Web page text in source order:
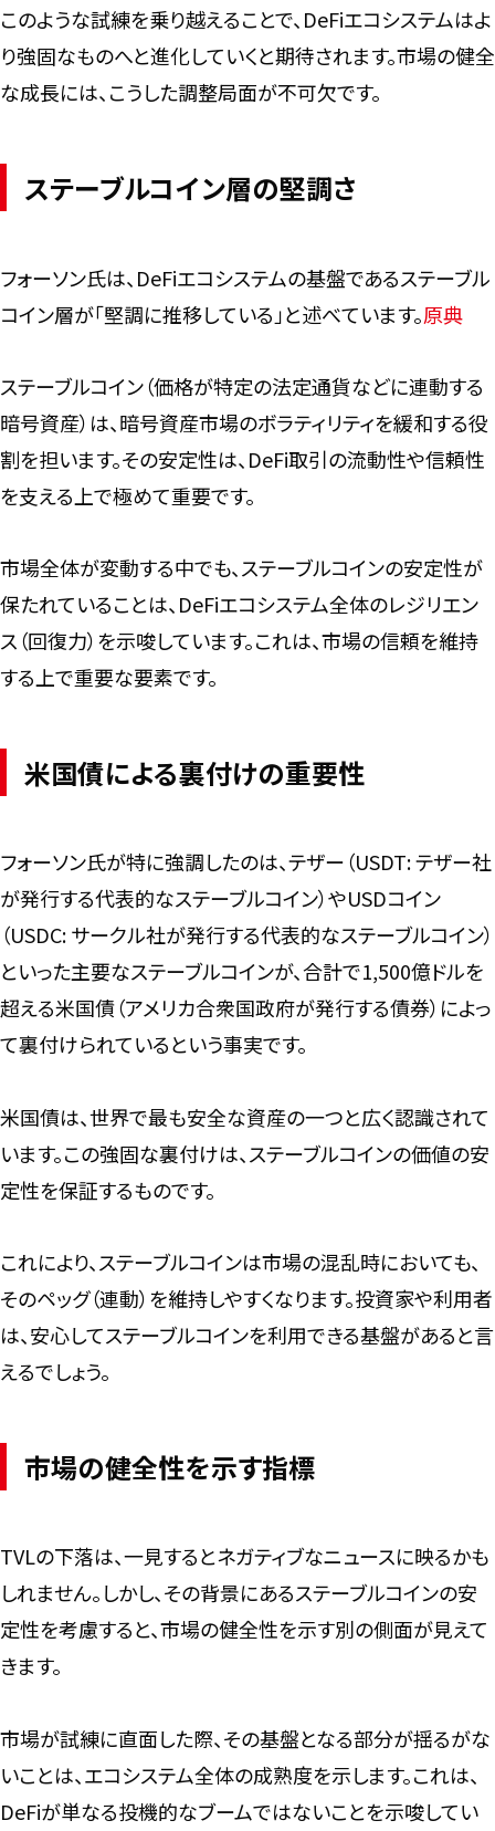
このような試練を乗り越えることで、DeFiエコシステムはよ
り強固なものへと進化していくと期待されます。市場の健全
な成長には、こうした調整局面が不可欠です。
ステーブルコイン層の堅調さ
フォーソン氏は、DeFiエコシステムの基盤であるステーブル
コイン層が「堅調に推移している」と述べています。原典
ステーブルコイン（価格が特定の法定通貨などに連動する
暗号資産）は、暗号資産市場のボラティリティを緩和する役
割を担います。その安定性は、DeFi取引の流動性や信頼性
を支える上で極めて重要です。
市場全体が変動する中でも、ステーブルコインの安定性が
保たれていることは、DeFiエコシステム全体のレジリエン
ス（回復力）を示唆しています。これは、市場の信頼を維持
する上で重要な要素です。
米国債による裏付けの重要性
フォーソン氏が特に強調したのは、テザー（USDT: テザー社
が発行する代表的なステーブルコイン）やUSDコイン
（USDC: サークル社が発行する代表的なステーブルコイン）
といった主要なステーブルコインが、合計で1,500億ドルを
超える米国債（アメリカ合衆国政府が発行する債券）によっ
て裏付けられているという事実です。
米国債は、世界で最も安全な資産の一つと広く認識されて
います。この強固な裏付けは、ステーブルコインの価値の安
定性を保証するものです。
これにより、ステーブルコインは市場の混乱時においても、
そのペッグ（連動）を維持しやすくなります。投資家や利用者
は、安心してステーブルコインを利用できる基盤があると言
えるでしょう。
市場の健全性を示す指標
TVLの下落は、一見するとネガティブなニュースに映るかも
しれません。しかし、その背景にあるステーブルコインの安
定性を考慮すると、市場の健全性を示す別の側面が見えて
きます。
市場が試練に直面した際、その基盤となる部分が揺るがな
いことは、エコシステム全体の成熟度を示します。これは、
DeFiが単なる投機的なブームではないことを示唆してい